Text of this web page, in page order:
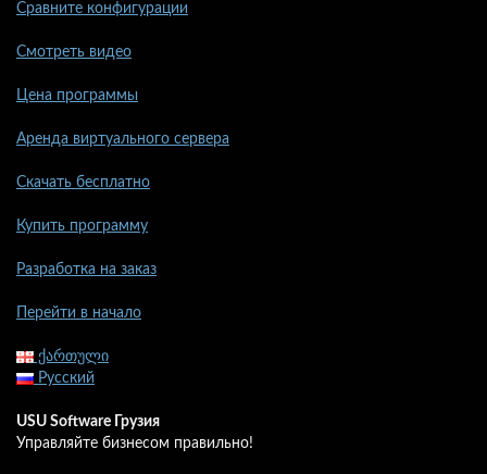
Сравните конфигурации
Смотреть видео
Цена программы
Аренда виртуального сервера
Скачать бесплатно
Купить программу
Разработка на заказ
Перейти в начало
ქართული
Русский
USU Software Грузия
Управляйте бизнесом правильно!